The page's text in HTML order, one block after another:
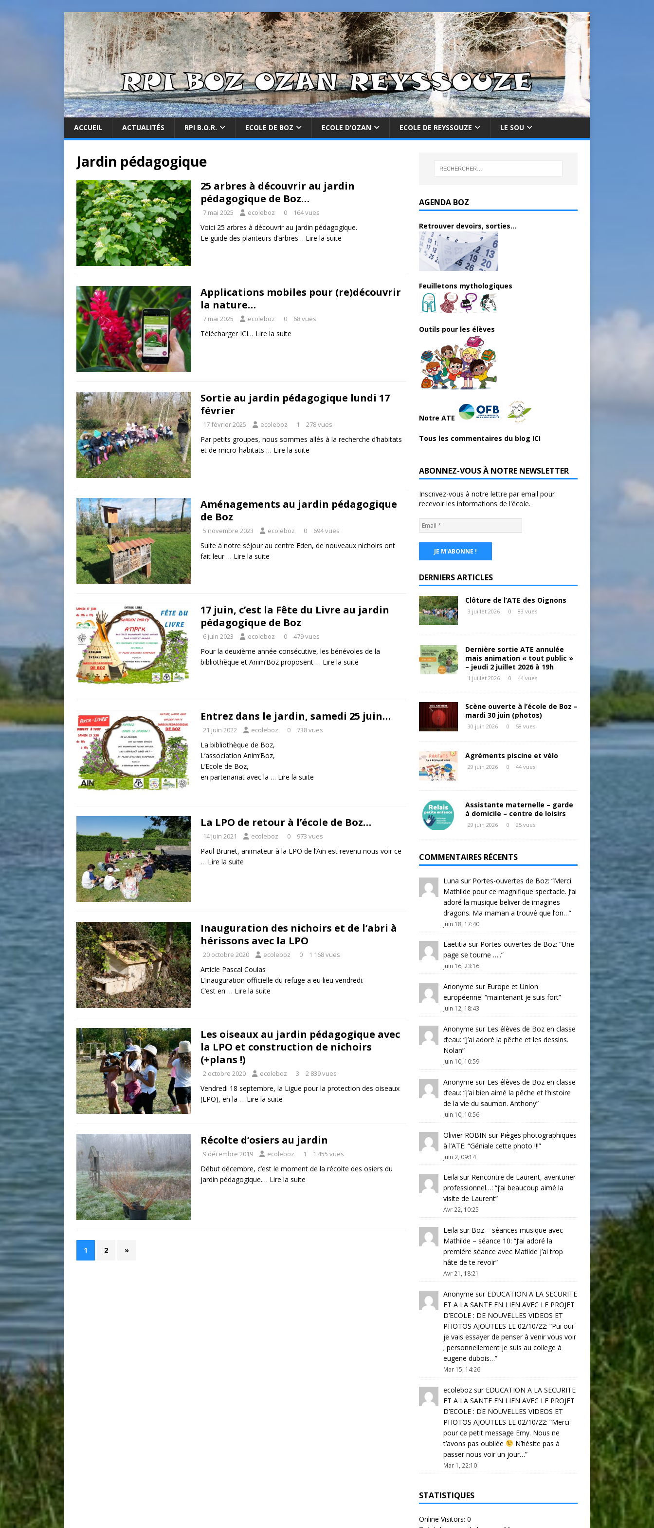
ACCUEIL ACTUALITÉS RPI B.O.R. ECOLE DE BOZ ECOLE D’OZAN ECOLE DE REYSSOUZE LE SOU
Jardin pédagogique
25 arbres à découvrir au jardin
pédagogique de Boz…
7 mai 2025 ecoleboz 0 164 vues
Voici 25 arbres à découvrir au jardin pédagogique.
Le guide des planteurs d’arbres… Lire la suite
Applications mobiles pour (re)découvrir
la nature…
7 mai 2025 ecoleboz 0 68 vues
Télécharger ICI… Lire la suite
Sortie au jardin pédagogique lundi 17
février
17 février 2025 ecoleboz 1 278 vues
Par petits groupes, nous sommes allés à la recherche d’habitats
et de micro-habitats … Lire la suite
Aménagements au jardin pédagogique
de Boz
5 novembre 2023 ecoleboz 0 694 vues
Suite à notre séjour au centre Eden, de nouveaux nichoirs ont
fait leur … Lire la suite
17 juin, c’est la Fête du Livre au jardin
pédagogique de Boz
6 juin 2023 ecoleboz 0 479 vues
Pour la deuxième année consécutive, les bénévoles de la
bibliothèque et Anim’Boz proposent … Lire la suite
Entrez dans le jardin, samedi 25 juin…
21 juin 2022 ecoleboz 0 738 vues
La bibliothèque de Boz,
L’association Anim’Boz,
L’Ecole de Boz,
en partenariat avec la … Lire la suite
La LPO de retour à l’école de Boz…
14 juin 2021 ecoleboz 0 973 vues
Paul Brunet, animateur à la LPO de l’Ain est revenu nous voir ce
… Lire la suite
Inauguration des nichoirs et de l’abri à
hérissons avec la LPO
20 octobre 2020 ecoleboz 0 1 168 vues
Article Pascal Coulas
L’inauguration officielle du refuge a eu lieu vendredi.
C’est en … Lire la suite
Les oiseaux au jardin pédagogique avec
la LPO et construction de nichoirs
(+plans !)
2 octobre 2020 ecoleboz 3 2 839 vues
Vendredi 18 septembre, la Ligue pour la protection des oiseaux
(LPO), en la … Lire la suite
Récolte d’osiers au jardin
9 décembre 2019 ecoleboz 1 1 455 vues
Début décembre, c’est le moment de la récolte des osiers du
jardin pédagogique.… Lire la suite
1 2 »
AGENDA BOZ
Retrouver devoirs, sorties...
Feuilletons mythologiques
Outils pour les élèves
Notre ATE
Tous les commentaires du blog ICI
ABONNEZ-VOUS À NOTRE NEWSLETTER
Inscrivez-vous à notre lettre par email pour
recevoir les informations de l'école.
DERNIERS ARTICLES
Clôture de l’ATE des Oignons
3 juillet 2026 0 83 vues
Dernière sortie ATE annulée
mais animation « tout public »
– jeudi 2 juillet 2026 à 19h
1 juillet 2026 0 44 vues
Scène ouverte à l’école de Boz –
mardi 30 juin (photos)
30 juin 2026 0 58 vues
Agréments piscine et vélo
29 juin 2026 0 44 vues
Assistante maternelle – garde
à domicile – centre de loisirs
29 juin 2026 0 25 vues
COMMENTAIRES RÉCENTS
Luna sur Portes-ouvertes de Boz: “Merci
Mathilde pour ce magnifique spectacle. J’ai
adoré la musique beliver de imagines
dragons. Ma maman a trouvé que l’on…”
Juin 18, 17:40
Laetitia sur Portes-ouvertes de Boz: “Une
page se tourne …..”
Juin 16, 23:16
Anonyme sur Europe et Union
européenne: “maintenant je suis fort”
Juin 12, 18:43
Anonyme sur Les élèves de Boz en classe
d’eau: “J’ai adoré la pêche et les dessins.
Nolan”
Juin 10, 10:59
Anonyme sur Les élèves de Boz en classe
d’eau: “j’ai bien aimé la pêche et l’histoire
de la vie du saumon. Anthony”
Juin 10, 10:56
Olivier ROBIN sur Pièges photographiques
à l’ATE: “Géniale cette photo !!!”
Juin 2, 09:14
Leila sur Rencontre de Laurent, aventurier
professionnel…: “j’ai beaucoup aimé la
visite de Laurent”
Avr 22, 10:25
Leila sur Boz – séances musique avec
Mathilde – séance 10: “J’ai adoré la
première séance avec Matilde j’ai trop
hâte de te revoir”
Avr 21, 18:21
Anonyme sur EDUCATION A LA SECURITE
ET A LA SANTE EN LIEN AVEC LE PROJET
D’ECOLE : DE NOUVELLES VIDEOS ET
PHOTOS AJOUTEES LE 02/10/22: “Pui oui
je vais essayer de penser à venir vous voir
; personnellement je suis au college à
eugene dubois…”
Mar 15, 14:26
ecolebozsur EDUCATION A LA SECURITE
ET A LA SANTE EN LIEN AVEC LE PROJET
D’ECOLE : DE NOUVELLES VIDEOS ET
PHOTOS AJOUTEES LE 02/10/22: “Merci
pour ce petit message Emy. Nous ne
t’avons pas oubliée
N’hésite pas à
passer nous voir un jour…”
Mar 1, 22:10
STATISTIQUES
Online Visitors: 0